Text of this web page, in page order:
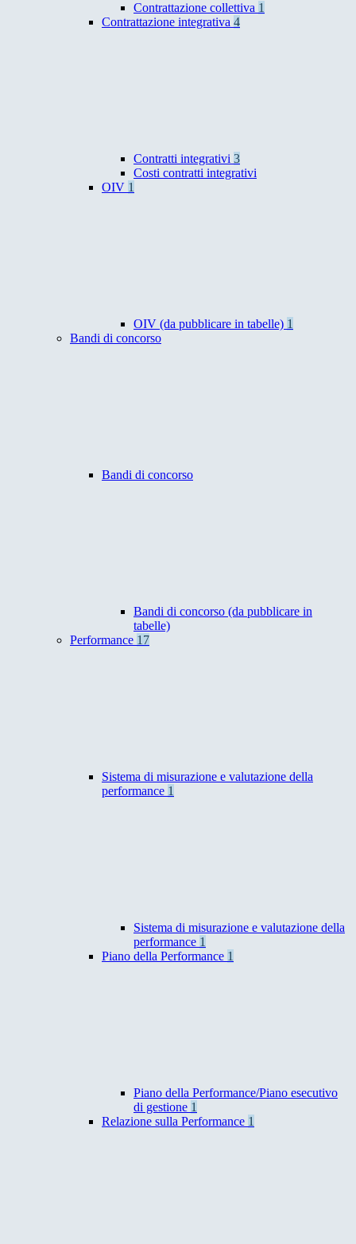
Contrattazione collettiva 1
Contrattazione integrativa 4
Contratti integrativi 3
Costi contratti integrativi
OIV 1
OIV (da pubblicare in tabelle) 1
Bandi di concorso
Bandi di concorso
Bandi di concorso (da pubblicare in
tabelle)
Performance 17
Sistema di misurazione e valutazione della
performance 1
Sistema di misurazione e valutazione della
performance 1
Piano della Performance 1
Piano della Performance/Piano esecutivo
di gestione 1
Relazione sulla Performance 1